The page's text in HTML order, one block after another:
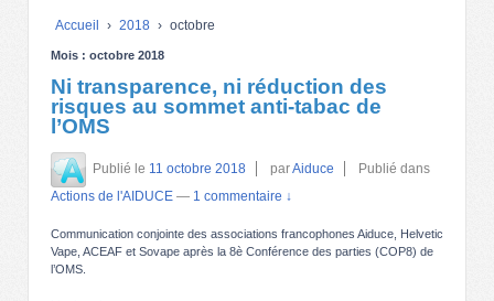
Accueil › 2018 › octobre
Mois : octobre 2018
Ni transparence, ni réduction des
risques au sommet anti-tabac de
l’OMS
Publié le 11 octobre 2018 parAiduce
Publié dans
Actions de l'AIDUCE — 1 commentaire ↓
Communication conjointe des associations francophones Aiduce, Helvetic
Vape, ACEAF et Sovape après la 8è Conférence des parties (COP8) de
l’OMS.